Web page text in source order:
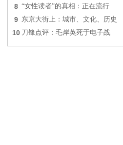
8 “女性读者”的真相：正在流行
9 东京大街上：城市、文化、历史
10 刀锋点评：毛岸英死于电子战